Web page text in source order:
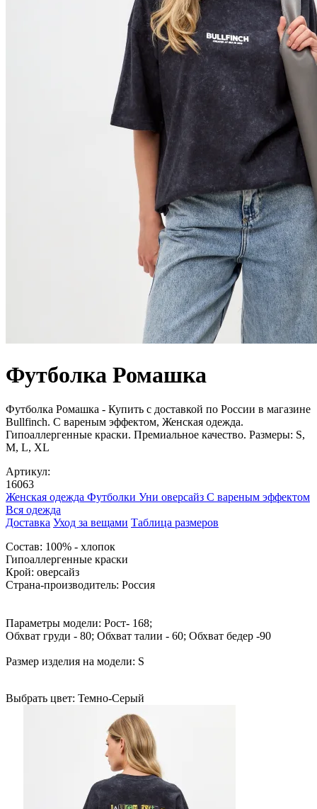
Футболка Ромашка
Футболка Ромашка - Купить с доставкой по России в магазине
Bullfinch. С вареным эффектом, Женская одежда.
Гипоаллергенные краски. Премиальное качество. Размеры: S,
M, L, XL
Артикул:
16063
Женская одежда Футболки Уни оверсайз С вареным эффектом
Вся одежда
Доставка Уход за вещами Таблица размеров
Cостав: 100% - хлопок
Гипоаллергенные краски
Крой: оверсайз
Страна-производитель: Россия
Параметры модели: Рост- 168;
Обхват груди - 80; Обхват талии - 60; Обхват бедер -90
Размер изделия на модели: S
Выбрать цвет: Темно-Серый